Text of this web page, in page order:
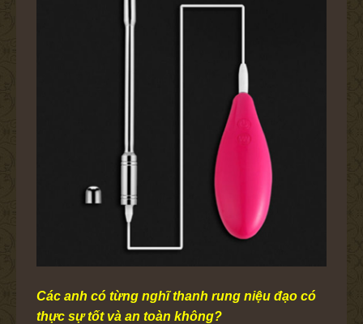
Các anh có từng nghĩ thanh rung niệu đạo có
thực sự tốt và an toàn không?